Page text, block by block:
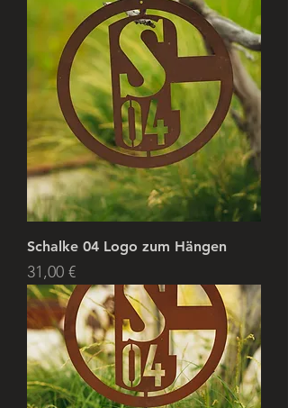
Schalke 04 Logo zum Hängen
Preis
31,00 €